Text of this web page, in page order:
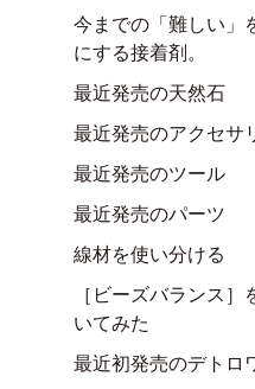
今までの「難しい」
にする接着剤。
最近発売の天然石
最近発売のアクセサ
最近発売のツール
最近発売のパーツ
線材を使い分ける
［ビーズバランス］
いてみた
最近初発売のデトロ